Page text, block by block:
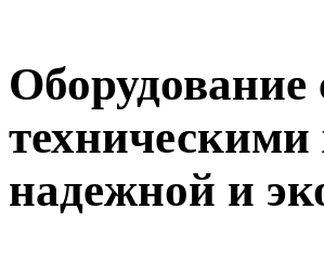
техническими
надежной и